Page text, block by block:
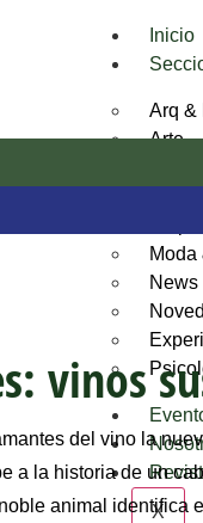
Inicio
Arq &
Arte
Moda
News
X
vinos
del vino la
a la historia de un
animal identifica